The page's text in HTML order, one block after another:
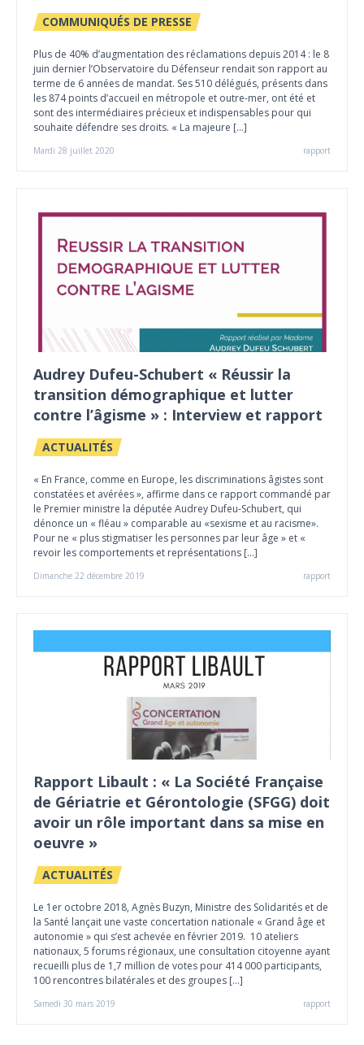
COMMUNIQUÉS DE PRESSE
Plus de 40% d’augmentation des réclamations depuis 2014 : le 8
juin dernier l’Observatoire du Défenseur rendait son rapport au
terme de 6 années de mandat. Ses 510 délégués, présents dans
les 874 points d’accueil en métropole et outre-mer, ont été et
sont des intermédiaires précieux et indispensables pour qui
souhaite défendre ses droits. « La majeure […]
Mardi 28 juillet 2020 rapport
Audrey Dufeu-Schubert « Réussir la
transition démographique et lutter
contre l’âgisme » : Interview et rapport
ACTUALITÉS
« En France, comme en Europe, les discriminations âgistes sont
constatées et avérées », affirme dans ce rapport commandé par
le Premier ministre la députée Audrey Dufeu-Schubert, qui
dénonce un « fléau » comparable au «sexisme et au racisme».
Pour ne « plus stigmatiser les personnes par leur âge » et «
revoir les comportements et représentations […]
Dimanche 22 décembre 2019 rapport
Rapport Libault : « La Société Française
de Gériatrie et Gérontologie (SFGG) doit
avoir un rôle important dans sa mise en
oeuvre »
ACTUALITÉS
Le 1er octobre 2018, Agnès Buzyn, Ministre des Solidarités et de
la Santé lançait une vaste concertation nationale « Grand âge et
autonomie » qui s’est achevée en février 2019. 10 ateliers
nationaux, 5 forums régionaux, une consultation citoyenne ayant
recueilli plus de 1,7 million de votes pour 414 000 participants,
100 rencontres bilatérales et des groupes […]
Samedi 30 mars 2019 rapport